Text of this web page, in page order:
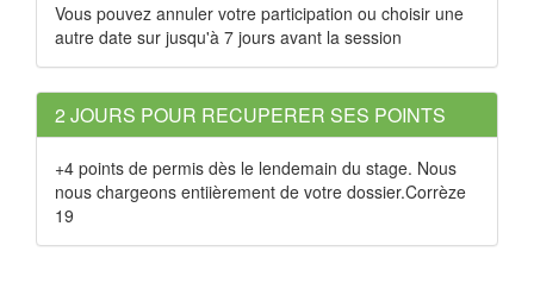
Vous pouvez annuler votre participation ou choisir une
autre date sur jusqu'à 7 jours avant la session
2 JOURS POUR RECUPERER SES POINTS
+4 points de permis dès le lendemain du stage. Nous
nous chargeons entiièrement de votre dossier.Corrèze
19